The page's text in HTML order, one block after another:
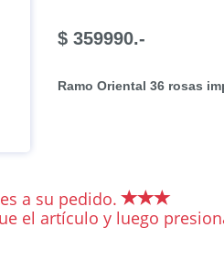
$ 359990.-
Ramo Oriental 36 rosas
a su pedido.
el artículo y luego